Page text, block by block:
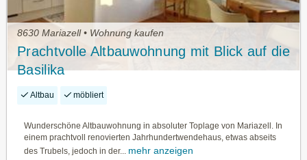
8630 Mariazell • Wohnung kaufen
Prachtvolle Altbauwohnung mit Blick auf die
Basilika
Altbau möbliert
Wunderschöne Altbauwohnung in absoluter Toplage von Mariazell. In
einem prachtvoll renovierten Jahrhundertwendehaus, etwas abseits
des Trubels, jedoch in der... mehr anzeigen